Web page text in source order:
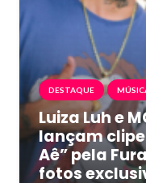
DESTAQUE
Luiza Luh e
lançam
Aê” pela
fotos